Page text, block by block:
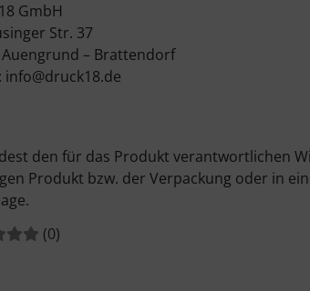
GmbH
Str. 37
Auengrund – Brattendorf
info@druck18.de
den für das Produkt verantwortlichen
Produkt bzw. der Verpackung oder in
(0Bewertungen
)